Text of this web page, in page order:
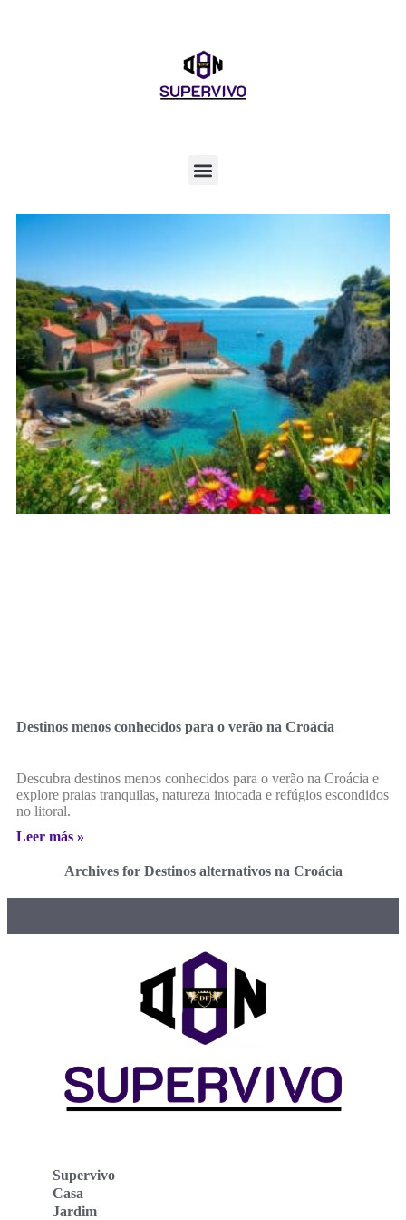
Destinos menos conhecidos para o verão na Croácia
Descubra destinos menos conhecidos para o verão na Croácia e
explore praias tranquilas, natureza intocada e refúgios escondidos
no litoral.
Leer más »
Archives for Destinos alternativos na Croácia
Supervivo
Casa
Jardim